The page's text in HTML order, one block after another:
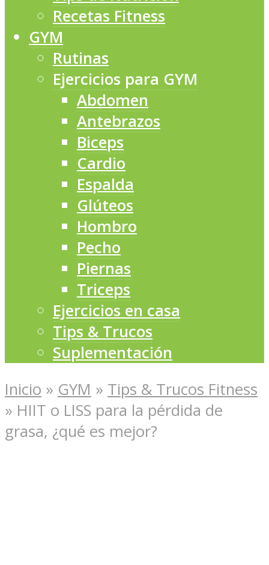
Recetas Fitness
GYM
Rutinas
Ejercicios para GYM
Abdomen
Antebrazos
Biceps
Cardio
Espalda
Glúteos
Hombro
Pecho
Piernas
Triceps
Ejercicios en casa
Tips & Trucos
Suplementación
Inicio » GYM » Tips & Trucos Fitness
» HIIT o LISS para la pérdida de
grasa, ¿qué es mejor?